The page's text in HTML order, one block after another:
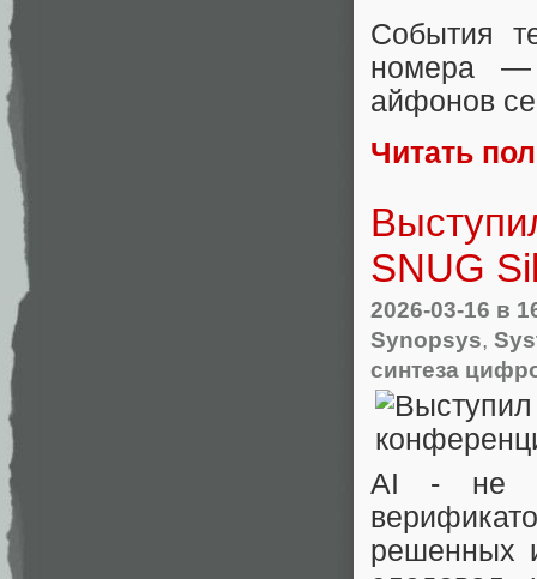
События
номера —
айфонов
Читать
SNUG
2026-03-16 в
Synopsys,
синтеза
AI - не
решенных